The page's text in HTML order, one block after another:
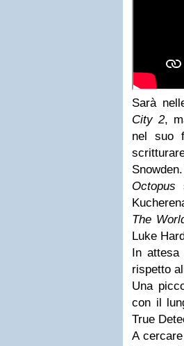
Sarà
City 2,
nel suo
Octopus
The
Luke
In
rispetto
Una
con il
True
A